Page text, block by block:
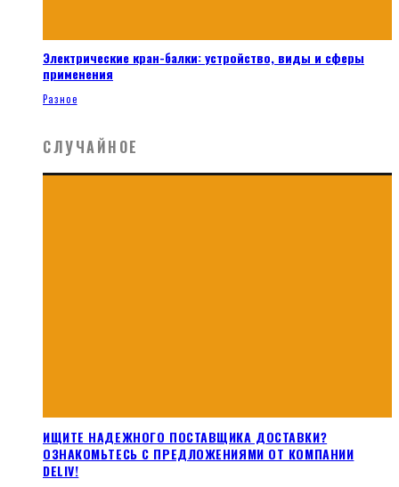
Электрические кран-балки: устройство, виды и сферы
применения
Разное
СЛУЧАЙНОЕ
ИЩИТЕ НАДЕЖНОГО ПОСТАВЩИКА ДОСТАВКИ?
ОЗНАКОМЬТЕСЬ С ПРЕДЛОЖЕНИЯМИ ОТ КОМПАНИИ
DELIV!